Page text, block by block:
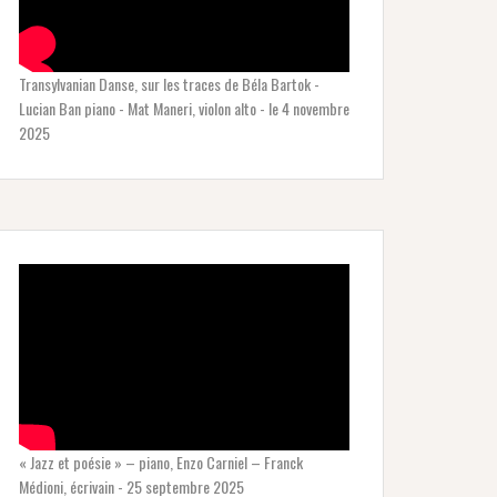
Transylvanian Danse, sur les traces de Béla Bartok -
Lucian Ban piano - Mat Maneri, violon alto - le 4 novembre
2025
« Jazz et poésie » – piano, Enzo Carniel – Franck
Médioni, écrivain - 25 septembre 2025